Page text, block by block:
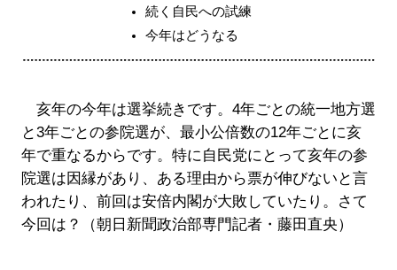
続く自民への試練
今年はどうなる
亥年の今年は選挙続きです。4年ごとの統一地方選
と3年ごとの参院選が、最小公倍数の12年ごとに亥
年で重なるからです。特に自民党にとって亥年の参
院選は因縁があり、ある理由から票が伸びないと言
われたり、前回は安倍内閣が大敗していたり。さて
今回は？（朝日新聞政治部専門記者・藤田直央）